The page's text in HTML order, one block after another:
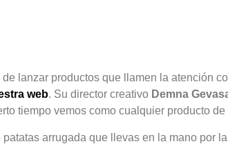
lanzar productos que llamen la atención
web. Su director creativo Demna
tiempo vemos como cualquier producto
arrugada que llevas en la mano por